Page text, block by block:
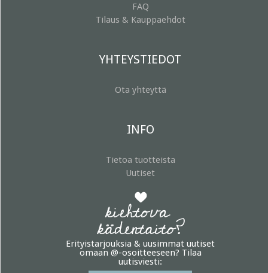
FAQ
Tilaus & Kauppaehdot
YHTEYSTIEDOT
Ota yhteyttä
INFO
Tietoa tuotteista
Uutiset
Erityistarjouksia & uusimmat uutiset
omaan @-osoitteeseen? Tilaa
uutisviesti: